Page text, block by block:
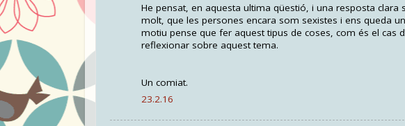
He pensat, en aquesta ultima qüestió, i una resposta
molt, que les persones encara som sexistes i ens queda
motiu pense que fer aquest tipus de coses, com és el cas
reflexionar sobre aquest tema.
Un comiat.
23.2.16